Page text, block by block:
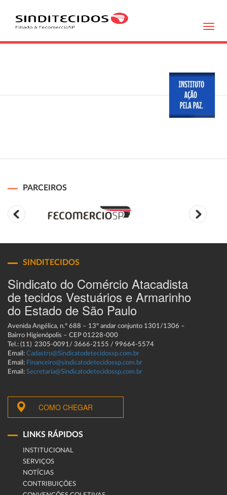
PARCEIROS
SINDITECIDOS
Sindicato do Comércio Atacadista
de tecidos Vestuários e Armarinho
do Estado de São Paulo
Avenida Angélica, n.º 688 – 13º andar conjunto 1301/1306 –
Bairro Higienópolis – CEP 01228-000
Tel.: (11) 2305-0091/ 3666-2155 / 99664-5574
Email: Cadastro@Sindicatodetecidossp.com.br
Email: Financeiro@sindicatodetecidossp.com.br
Email: Secretaria@Sindicatodetecidossp.com.br
COMO CHEGAR
LINKS RÁPIDOS
INSTITUCIONAL
SERVIÇOS
NOTÍCIAS
CONTRIBUIÇÕES